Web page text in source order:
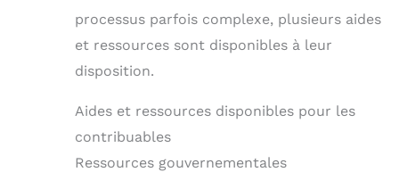
processus parfois complexe, plusieurs aides
et ressources sont disponibles à leur
disposition.
Aides et ressources disponibles pour les
contribuables
Ressources gouvernementales